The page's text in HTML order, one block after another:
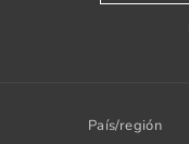
País/región